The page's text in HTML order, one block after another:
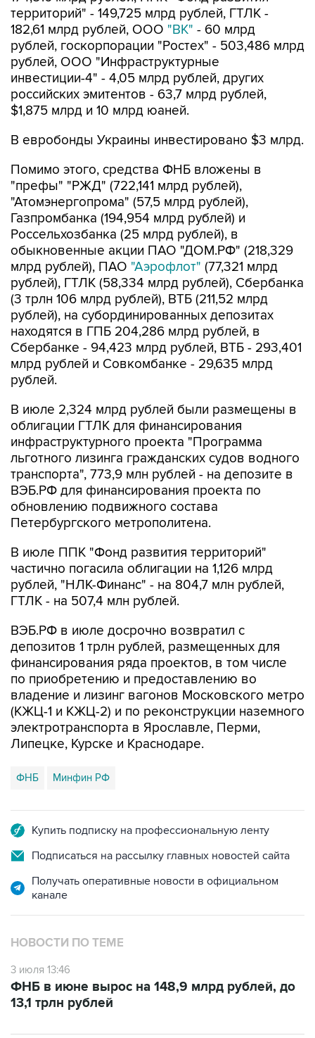
территорий" - 149,725 млрд рублей, ГТЛК -
182,61 млрд рублей, ООО "ВК" - 60 млрд
рублей, госкорпорации "Ростех" - 503,486 млрд
рублей, ООО "Инфраструктурные
инвестиции-4" - 4,05 млрд рублей, других
российских эмитентов - 63,7 млрд рублей,
$1,875 млрд и 10 млрд юаней.
В евробонды Украины инвестировано $3 млрд.
Помимо этого, средства ФНБ вложены в
"префы" "РЖД" (722,141 млрд рублей),
"Атомэнергопрома" (57,5 млрд рублей),
Газпромбанка (194,954 млрд рублей) и
Россельхозбанка (25 млрд рублей), в
обыкновенные акции ПАО "ДОМ.РФ" (218,329
млрд рублей), ПАО "Аэрофлот" (77,321 млрд
рублей), ГТЛК (58,334 млрд рублей), Сбербанка
(3 трлн 106 млрд рублей), ВТБ (211,52 млрд
рублей), на субординированных депозитах
находятся в ГПБ 204,286 млрд рублей, в
Сбербанке - 94,423 млрд рублей, ВТБ - 293,401
млрд рублей и Совкомбанке - 29,635 млрд
рублей.
В июле 2,324 млрд рублей были размещены в
облигации ГТЛК для финансирования
инфраструктурного проекта "Программа
льготного лизинга гражданских судов водного
транспорта", 773,9 млн рублей - на депозите в
ВЭБ.РФ для финансирования проекта по
обновлению подвижного состава
Петербургского метрополитена.
В июле ППК "Фонд развития территорий"
частично погасила облигации на 1,126 млрд
рублей, "НЛК-Финанс" - на 804,7 млн рублей,
ГТЛК - на 507,4 млн рублей.
ВЭБ.РФ в июле досрочно возвратил с
депозитов 1 трлн рублей, размещенных для
финансирования ряда проектов, в том числе
по приобретению и предоставлению во
владение и лизинг вагонов Московского метро
(КЖЦ-1 и КЖЦ-2) и по реконструкции наземного
электротранспорта в Ярославле, Перми,
Липецке, Курске и Краснодаре.
ФНБ Минфин РФ
Купить подписку на профессиональную ленту
Подписаться на рассылку главных новостей сайта
Получать оперативные новости в официальном
канале
НОВОСТИ ПО ТЕМЕ
3 июля 13:46
ФНБ в июне вырос на 148,9 млрд рублей, до
13,1 трлн рублей